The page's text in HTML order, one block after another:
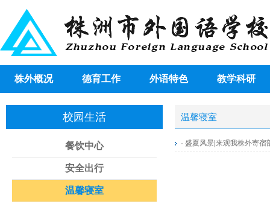
株外概况 德育工作 外语特色 教学科研
校园生活
餐饮中心
安全出行
温馨寝室
温馨寝室
· 盛夏风景|来观我株外寄宿